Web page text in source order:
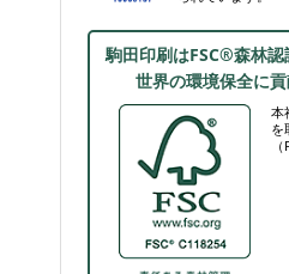
駒田印刷はFSC®森林
世界の環境保全に貢
本
を